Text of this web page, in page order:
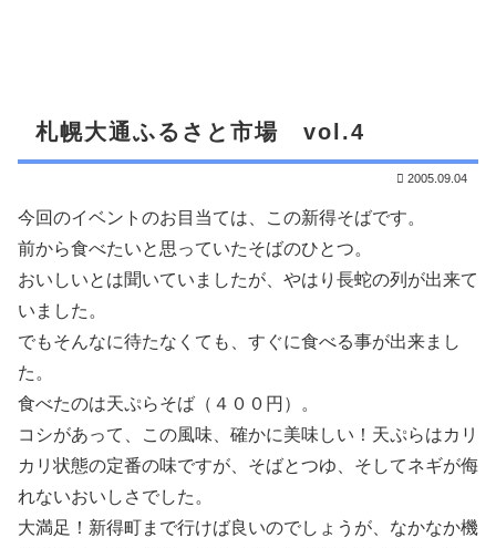
札幌大通ふるさと市場 vol.4
2005.09.04
今回のイベントのお目当ては、この新得そばです。
前から食べたいと思っていたそばのひとつ。
おいしいとは聞いていましたが、やはり長蛇の列が出来て
いました。
でもそんなに待たなくても、すぐに食べる事が出来まし
た。
食べたのは天ぷらそば（４００円）。
コシがあって、この風味、確かに美味しい！天ぷらはカリ
カリ状態の定番の味ですが、そばとつゆ、そしてネギが侮
れないおいしさでした。
大満足！新得町まで行けば良いのでしょうが、なかなか機